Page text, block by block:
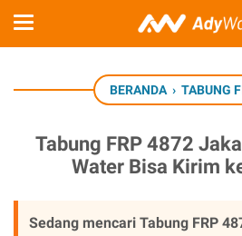
BERANDA › TABUNG
Tabung FRP 4872
Water Bisa Kirim
Sedang mencari Tabung FRP